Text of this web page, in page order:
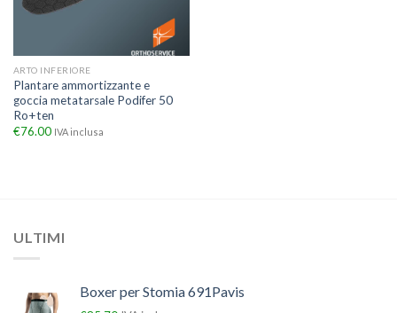
ARTO INFERIORE
Plantare ammortizzante e
goccia metatarsale Podifer 50
Ro+ten
€76.00 IVA inclusa
ULTIMI
Boxer per Stomia 691Pavis